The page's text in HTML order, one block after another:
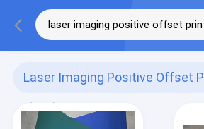
Laser Imaging Positive Offset
(120)